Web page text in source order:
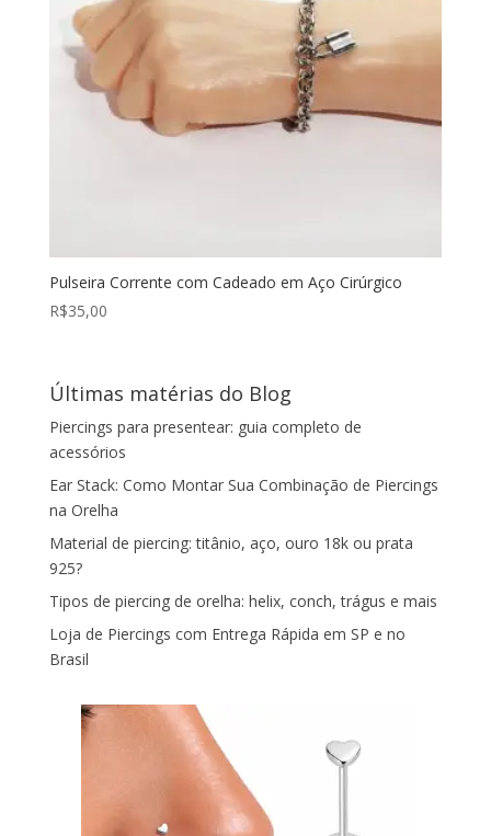
Pulseira Corrente com Cadeado em Aço Cirúrgico
R$35,00
Últimas matérias do Blog
Piercings para presentear: guia completo de
acessórios
Ear Stack: Como Montar Sua Combinação de Piercings
na Orelha
Material de piercing: titânio, aço, ouro 18k ou prata
925?
Tipos de piercing de orelha: helix, conch, trágus e mais
Loja de Piercings com Entrega Rápida em SP e no
Brasil